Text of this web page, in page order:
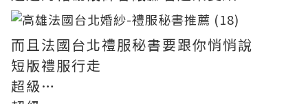
而且法國台北禮服秘書要跟你悄悄說
短版禮服行走
超級…